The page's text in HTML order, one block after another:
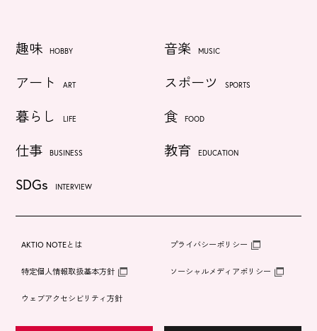
趣味 HOBBY 音楽 MUSIC
アート ART スポーツ SPORTS
暮らし LIFE 食 FOOD
仕事 BUSINESS 教育 EDUCATION
SDGs INTERVIEW
AKTIO NOTEとは プライバシーポリシー
特定個人情報取扱基本方針 ソーシャルメディアポリシー
ウェブアクセシビリティ方針